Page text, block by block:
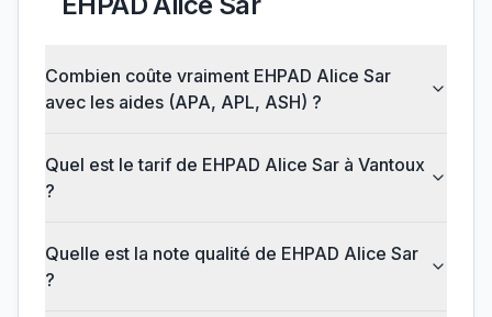
Combien coûte vraiment EHPAD Alice Sar
avec les aides (APA, APL, ASH) ?
Quel est le tarif de EHPAD Alice Sar à Vantoux
?
Quelle est la note qualité de EHPAD Alice Sar
?